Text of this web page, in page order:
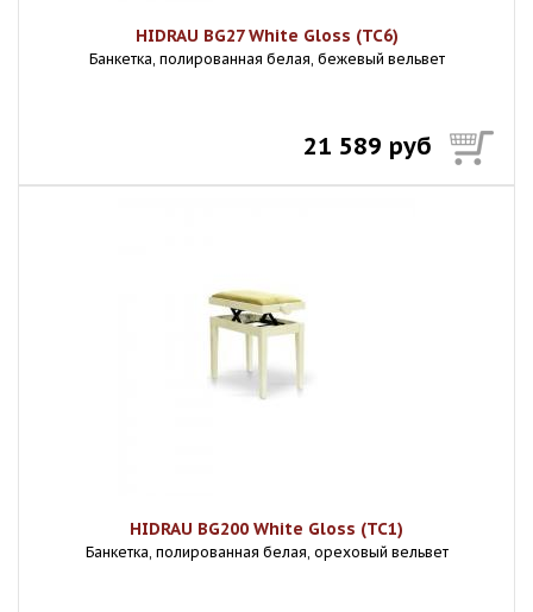
HIDRAU BG27 White Gloss (TC6)
Банкетка, полированная белая, бежевый вельвет
21 589 руб
HIDRAU BG200 White Gloss (TC1)
Банкетка, полированная белая, ореховый вельвет